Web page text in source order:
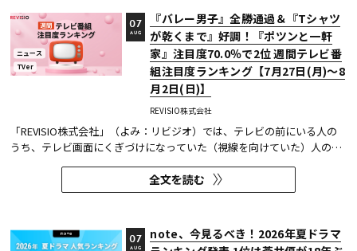
ニュース
TVer
『バレー男子』全勝通過＆『Tシャツ
が乾くまで』好調！『ポツンと一軒
家』注目度70.0％で2位 週間テレビ番
組注目度ランキング【7月27日(月)～8
月2日(日)】
REVISIO株式会社
07
AUG
「REVISIO株式会社」（よみ：リビジオ）では、テレビの前にいる人の
うち、テレビ画面にくぎづけになっていた（視線を向けていた）人の割
合がわかる「注目度」を用いて、「個人全体」ならびにREVISIOで定義
した「コア視聴層（男女13歳～49歳）」のテレビ番組ランキングを公開
している。
全文を読む
note、今見るべき！2026年夏ドラマ
07
AUG